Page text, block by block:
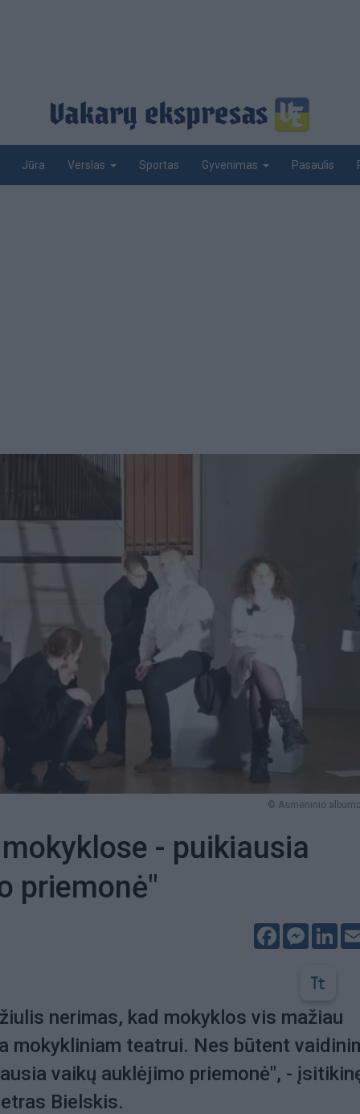
Jūra Verslas Sportas Gyvenimas Pasaulis
© Asmeninio
- puikiausia
priemonė"
Facebook
nerimas, kad mokyklos vis mažiau
mokykliniam teatrui. Nes būtent
vaikų auklėjimo priemonė", -
Bielskis.